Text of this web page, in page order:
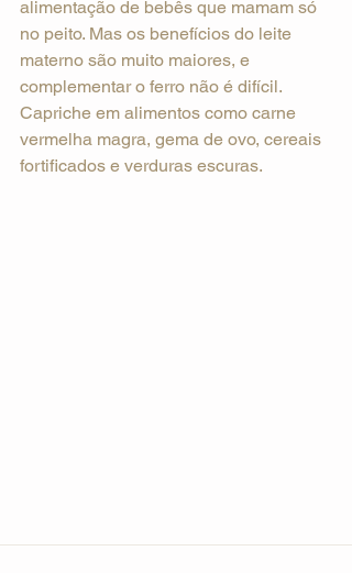
alimentação de bebês que mamam só
no peito. Mas os benefícios do leite
materno são muito maiores, e
complementar o ferro não é difícil.
Capriche em alimentos como carne
vermelha magra, gema de ovo, cereais
fortificados e verduras escuras.